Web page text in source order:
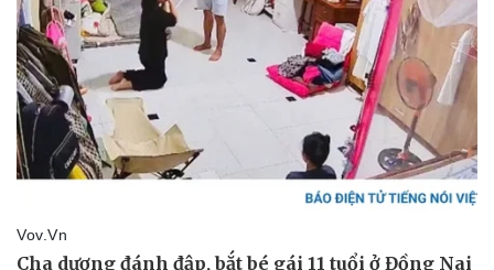
Khởi nghiệp
Tiêu dùng
Tỷ giá
Chứng khoán
Giá cà phê